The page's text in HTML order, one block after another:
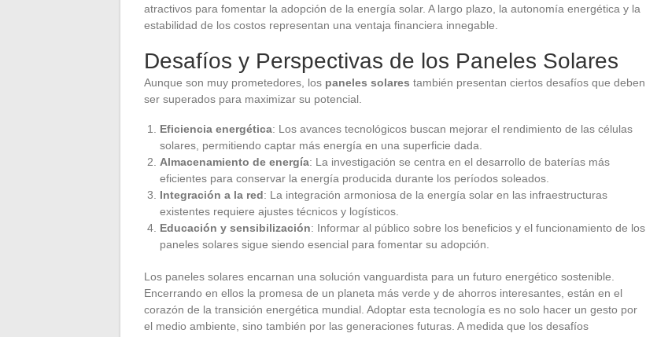
atractivos para fomentar la adopción de la energía solar. A largo plazo, la autonomía energética y la
estabilidad de los costos representan una ventaja financiera innegable.
Desafíos y Perspectivas de los Paneles Solares
Aunque son muy prometedores, los paneles solares también presentan ciertos desafíos que deben
ser superados para maximizar su potencial.
Eficiencia energética: Los avances tecnológicos buscan mejorar el rendimiento de las células
solares, permitiendo captar más energía en una superficie dada.
Almacenamiento de energía: La investigación se centra en el desarrollo de baterías más
eficientes para conservar la energía producida durante los períodos soleados.
Integración a la red: La integración armoniosa de la energía solar en las infraestructuras
existentes requiere ajustes técnicos y logísticos.
Educación y sensibilización: Informar al público sobre los beneficios y el funcionamiento de los
paneles solares sigue siendo esencial para fomentar su adopción.
Los paneles solares encarnan una solución vanguardista para un futuro energético sostenible.
Encerrando en ellos la promesa de un planeta más verde y de ahorros interesantes, están en el
corazón de la transición energética mundial. Adoptar esta tecnología es no solo hacer un gesto por
el medio ambiente, sino también por las generaciones futuras. A medida que los desafíos